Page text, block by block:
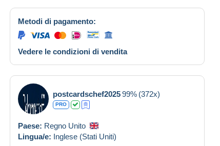
Metodi di pagamento:
Vedere le condizioni di vendita
postcardschef202599% (372x)
PRO
Paese: Regno Unito
Lingua/e: Inglese (Stati Uniti)